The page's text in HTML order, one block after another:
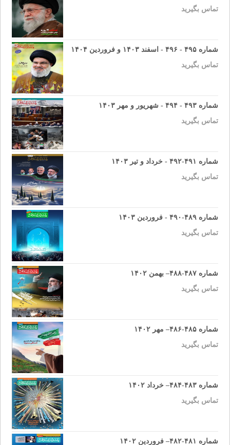
تماس بگیرید
شماره ۴۹۵ - ۴۹۶ - اسفند ۱۴۰۳ و فروردین ۱۴۰۴
تماس بگیرید
شماره ۴۹۳ - ۴۹۴ - شهریور و مهر ۱۴۰۳
تماس بگیرید
شماره ۴۹۱-۴۹۲ - خرداد و تیر ۱۴۰۳
تماس بگیرید
شماره ۴۸۹-۴۹۰ - فروردین ۱۴۰۳
تماس بگیرید
شماره ۴۸۷-۴۸۸– بهمن ۱۴۰۲
تماس بگیرید
شماره ۴۸۵-۴۸۶– مهر ۱۴۰۲
تماس بگیرید
شماره ۴۸۳-۴۸۴– خرداد ۱۴۰۲
تماس بگیرید
شماره ۴۸۱-۴۸۲– فروردین ۱۴۰۲